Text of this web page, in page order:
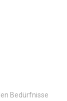
Bedürfnisse